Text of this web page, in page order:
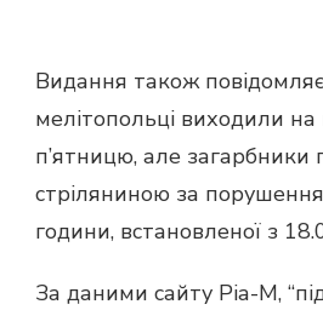
Видання також
мелітопольці виходили на
п’ятницю, але загарбники
стріляниною за
години, встановленої з
За даними сайту Ріа-М,